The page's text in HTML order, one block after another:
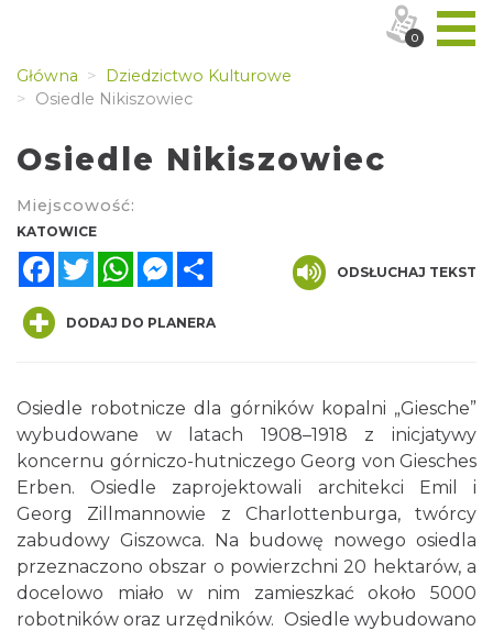
Główna
Dziedzictwo Kulturowe
Osiedle Nikiszowiec
Osiedle Nikiszowiec
Miejscowość:
KATOWICE
FacebookTwitterWhatsAppMessenger
ODSŁUCHAJ TEKST
DODAJ DO PLANERA
Osiedle robotnicze dla górników kopalni „Giesche”
wybudowane w latach 1908–1918 z inicjatywy
koncernu górniczo-hutniczego Georg von Giesches
Erben. Osiedle zaprojektowali architekci Emil i
Georg Zillmannowie z Charlottenburga, twórcy
zabudowy Giszowca. Na budowę nowego osiedla
przeznaczono obszar o powierzchni 20 hektarów, a
docelowo miało w nim zamieszkać około 5000
robotników oraz urzędników. Osiedle wybudowano
0